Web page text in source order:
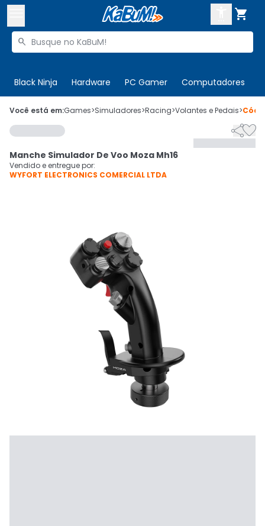

Buscar produtos

Black Ninja Hardware PC Gamer Computadores
 Olá. Acesse sua conta
 Departamentos
Cupons
CADASTRE-SE
Você está em:Games>Simuladores>Racing>Volantes e Pedais>

Manche Simulador De Voo Moza Mh16
Vendido e entregue por:
WYFORT ELECTRONICS COMERCIAL LTDA